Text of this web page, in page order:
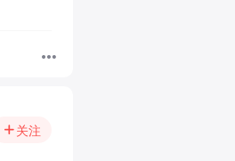
关注